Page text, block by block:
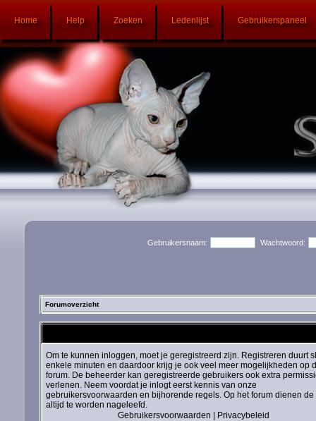
Home Help Zoeken Ledenlijst Gebruikerspaneel
Gebruikersnaam: Wachtwoord:
Forumoverzicht
Om te kunnen inloggen, moet je geregistreerd zijn. Registreren duurt
enkele minuten en daardoor krijg je ook veel meer mogelijkheden op
forum. De beheerder kan geregistreerde gebruikers ook extra
verlenen. Neem voordat je inlogt eerst kennis van onze
gebruikersvoorwaarden en bijhorende regels. Op het forum dienen de
altijd te worden nageleefd.
Gebruikersvoorwaarden
Privacybeleid